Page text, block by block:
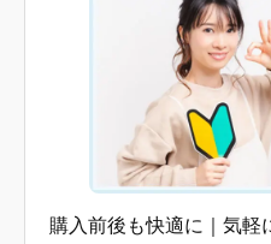
購入前後も快適に｜気軽